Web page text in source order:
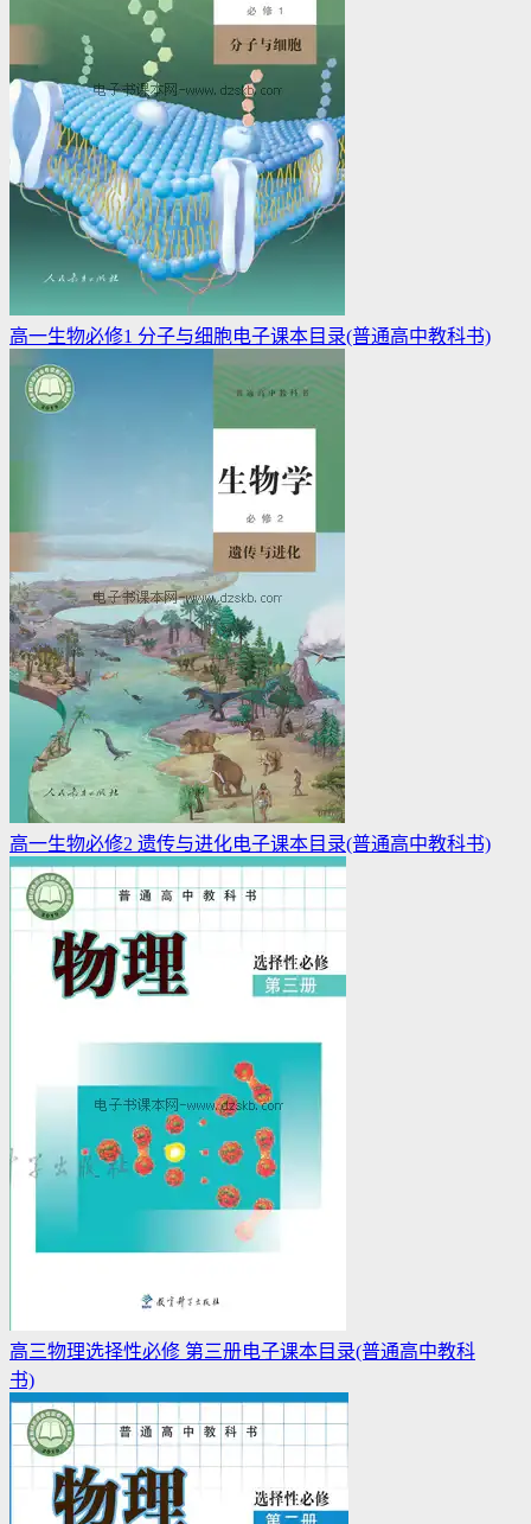
高一生物必修1 分子与细胞电子课本目录(普通高中教科书)
高一生物必修2 遗传与进化电子课本目录(普通高中教科书)
高三物理选择性必修 第三册电子课本目录(普通高中教科
书)